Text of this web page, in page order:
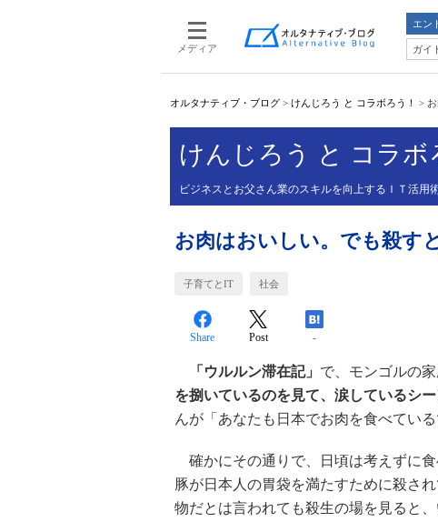
メディア
エン
ガイ
オルタナティブ・ブログ > けんじろう と コラボろう！ >
けんじろう と コラボ
ビジネスとお父さん業のスキルを向上するＩＴ活用
お肉はおいしい。でも殺す
子育てとIT 社会
Share Post -
「ウルルン滞在記」 で、モンゴルの
を捌いているのを見て、涙しているシ
んが「あなたも日本でお肉を食べてい
確かにその通りで、日頃は考えずに
豚が日本人の胃袋を満たすために殺さ
物だとは言われても殺生の場を見ると